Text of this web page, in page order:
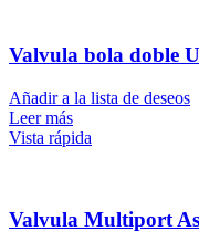
Valvula bola doble
Añadir a la lista de deseos
Leer más
Vista rápida
Valvula Multiport